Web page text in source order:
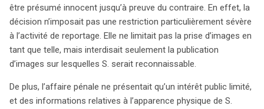
être présumé innocent jusqu’à preuve du contraire. En effet, la
décision n’imposait pas une restriction particulièrement sévère
à l’activité de reportage. Elle ne limitait pas la prise d’images en
tant que telle, mais interdisait seulement la publication
d’images sur lesquelles S. serait reconnaissable.
De plus, l’affaire pénale ne présentait qu’un intérêt public limité,
et des informations relatives à l’apparence physique de S.